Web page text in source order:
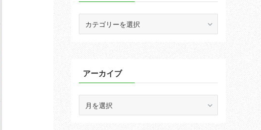
アーカイブ